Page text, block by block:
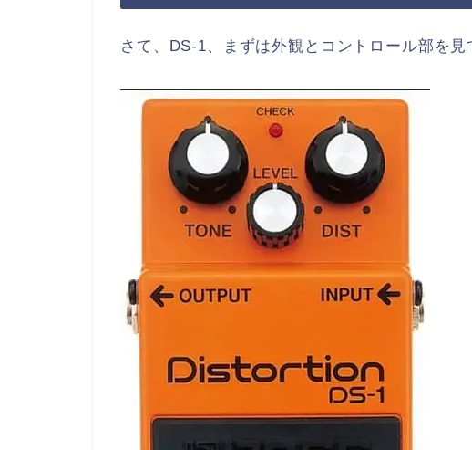
さて、DS-1、まずは外観とコントロール部を見